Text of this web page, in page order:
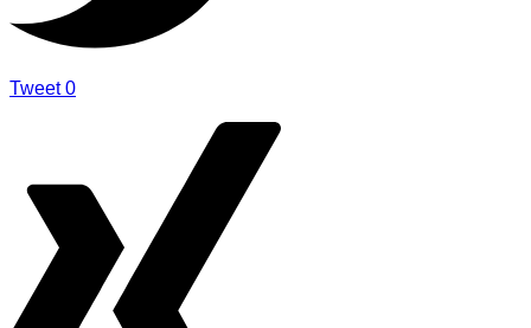
Tweet 0